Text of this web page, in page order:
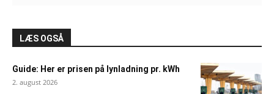
LÆS OGSÅ
Guide: Her er prisen på lynladning pr. kWh
2. august 2026